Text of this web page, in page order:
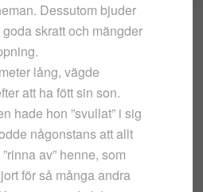
Dessutom bjuder
skratt och mängder
lång, vägde
att ha fött sin son.
hade hon ”svullat” i sig
någonstans att allt
av” henne, som
för så många andra